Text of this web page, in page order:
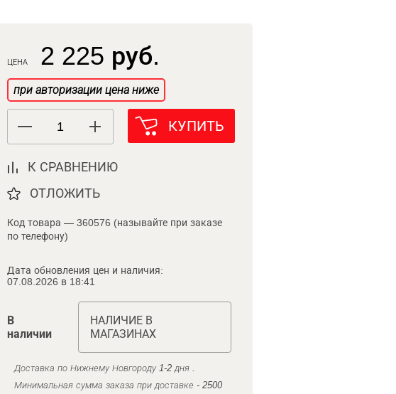
ЦЕНА 2 225 руб.
при авторизации цена ниже
КУПИТЬ
К СРАВНЕНИЮ
ОТЛОЖИТЬ
Код товара — 360576 (называйте при заказе
по телефону)
Дата обновления цен и наличия:
07.08.2026 в 18:41
В
наличии
НАЛИЧИЕ В
МАГАЗИНАХ
Доставка по Нижнему Новгороду 1-2 дня .
Минимальная сумма заказа при доставке - 2500